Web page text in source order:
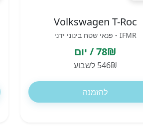
Volkswagen T-Roc
IFMR - פנאי שטח בינוני ידני
78₪ / יום
546₪ לשבוע
להזמנה